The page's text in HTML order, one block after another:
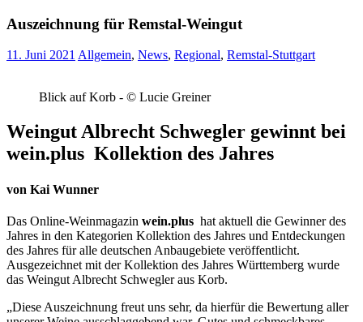
Auszeichnung für Remstal-Weingut
11. Juni 2021 Allgemein, News, Regional, Remstal-Stuttgart
Blick auf Korb - © Lucie Greiner
Weingut Albrecht Schwegler gewinnt bei
wein.plus Kollektion des Jahres
von Kai Wunner
Das Online-Weinmagazin wein.plus hat aktuell die Gewinner des
Jahres in den Kategorien Kollektion des Jahres und Entdeckungen
des Jahres für alle deutschen Anbaugebiete veröffentlicht.
Ausgezeichnet mit der Kollektion des Jahres Württemberg wurde
das Weingut Albrecht Schwegler aus Korb.
„Diese Auszeichnung freut uns sehr, da hierfür die Bewertung aller